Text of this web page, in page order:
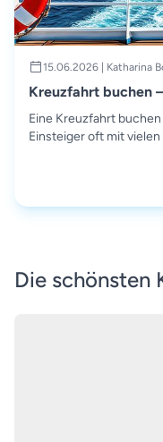
15.06.2026 | Katharina
Kreuzfahrt buchen
Eine Kreuzfahrt
Einsteiger oft mit
Die schönsten